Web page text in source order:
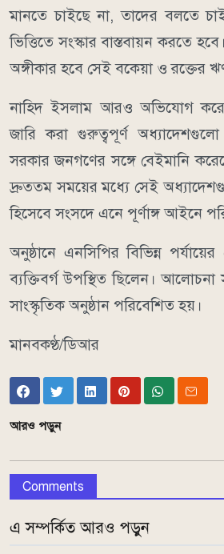
মানতে চাইছে না, তাদের বলতে
ভিত্তিতে সংস্কার বাস্তবায়ন করতে
অঙ্গীকার হবে সেই বকেয়া ও রক্তের
নাহিদ ইসলাম আরও অভিযোগ
জারি করা গুরুত্বপূর্ণ
সরকার জনগণের সঙ্গে বেইমানি
দ্রুততম সময়ের মধ্যে সেই
হিসেবে সংসদে এনে পূর্ণাঙ্গ আইনে
অনুষ্ঠানে এনসিপির বিভিন্ন পর্যায়ের
ব্যক্তিবর্গ উপস্থিত ছিলেন।
সাংস্কৃতিক অনুষ্ঠান পরিবেশিত হয়।
মানবকণ্ঠ/ডিআর
আরও পড়ুন
Comments
এ সম্পর্কিত আরও পড়ুন